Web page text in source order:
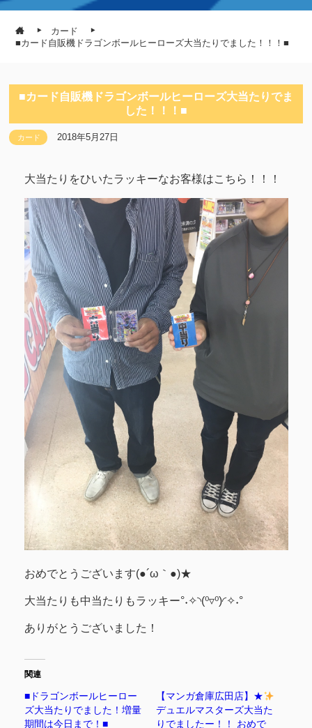
カード
■カード自販機ドラゴンボールヒーローズ大当たりでました！！！■
■カード自販機ドラゴンボールヒーローズ大当たりでま
した！！！■
カード 2018年5月27日
大当たりをひいたラッキーなお客様はこちら！！！
おめでとうございます(●´ω｀●)★
大当たりも中当たりもラッキー°˖✧◝(⁰▿⁰)◜✧˖°
ありがとうございました！
関連
■ドラゴンボールヒーロー
ズ大当たりでました！増量
期間は今日まで！■
【マンガ倉庫広田店】★
デュエルマスターズ大当た
りでましたー！！ おめで